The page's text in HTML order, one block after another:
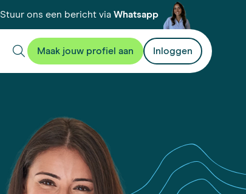
Stuur ons een bericht via Whatsapp
Maak jouw profiel aan Inloggen